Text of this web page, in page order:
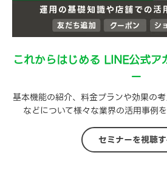
これからはじめる LINE公式ア
ー
基本機能の紹介、料金プランや効果の
などについて様々な業界の活用事例を
セミナーを視聴